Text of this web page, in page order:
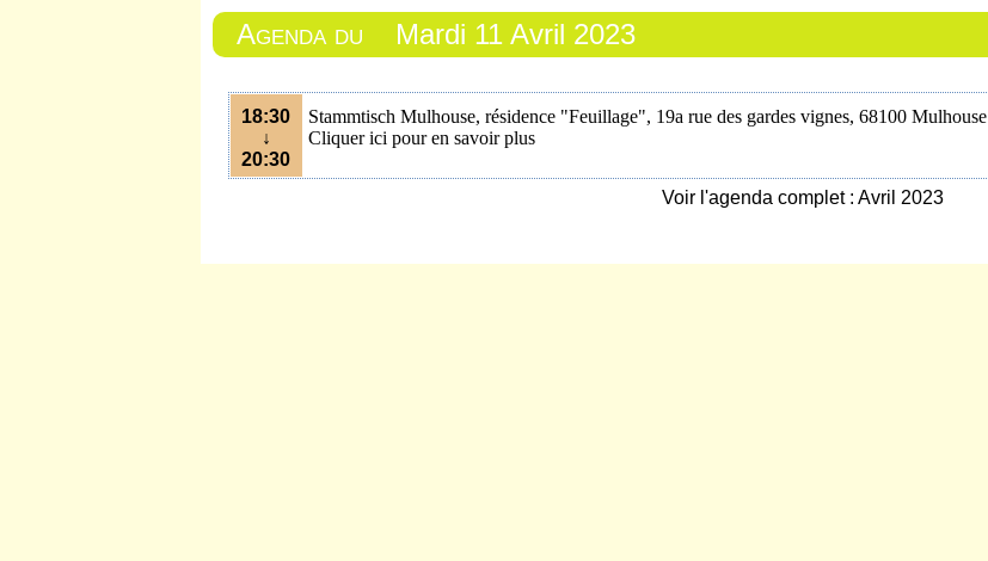
Agenda du Mardi 11 Avril 2023
18:30
↓
20:30
Stammtisch Mulhouse, résidence "Feuillage", 19a rue des gardes vignes, 68100 Mulhouse
Cliquer ici pour en savoir plus
Voir l'agenda complet : Avril 2023